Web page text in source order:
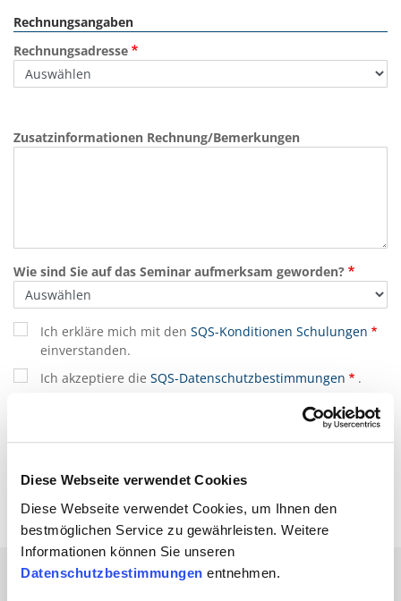
Diese Webseite verwendet Cookies
Diese Webseite verwendet Cookies, um Ihnen den
bestmöglichen Service zu gewährleisten. Weitere
Informationen können Sie unseren
Datenschutzbestimmungen entnehmen.
Rechnungsangaben
Rechnungsadresse
Zusatzinformationen Rechnung/Bemerkungen
Wie sind Sie auf das Seminar aufmerksam geworden?
Ich erkläre mich mit den SQS-Konditionen Schulungen
einverstanden.
Ich akzeptiere die SQS-Datenschutzbestimmungen .